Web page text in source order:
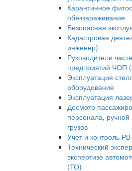
Карантинное
обеззараживание
Безопасная
Кадастровая
инженер)
Руководители
предприятий ЧОП
Эксплуатация
оборудования
Эксплуатация
Досмотр
персонала,
грузов
Учет и контроль
Технический
экспертизе
(ТО)